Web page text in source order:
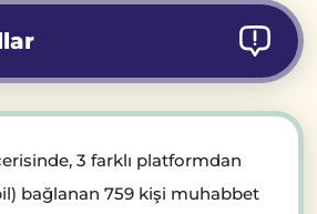
3 farklı platformdan
bağlanan 759 kişi muhabbet